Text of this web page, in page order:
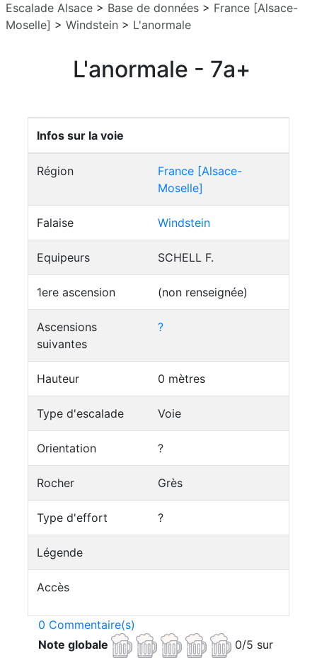
Escalade Alsace > Base de données > France [Alsace-
Moselle] > Windstein > L'anormale
L'anormale - 7a+
Infos sur la voie
Région
France [Alsace-
Moselle]
Falaise Windstein
Equipeurs SCHELL F.
1ere ascension (non renseignée)
Ascensions
suivantes
?
Hauteur 0 mètres
Type d'escalade Voie
Orientation ?
Rocher Grès
Type d'effort ?
Légende
Accès
0 Commentaire(s)
Note globale
0/5 sur